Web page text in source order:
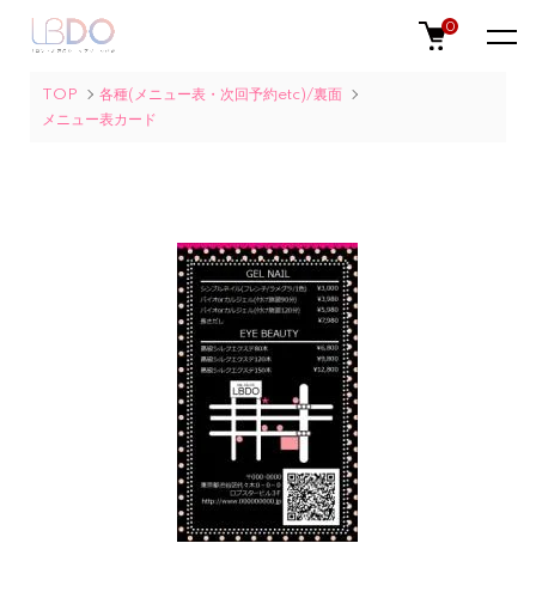
0
TOP
各種(メニュー表・次回予約etc)/裏面
メニュー表カード